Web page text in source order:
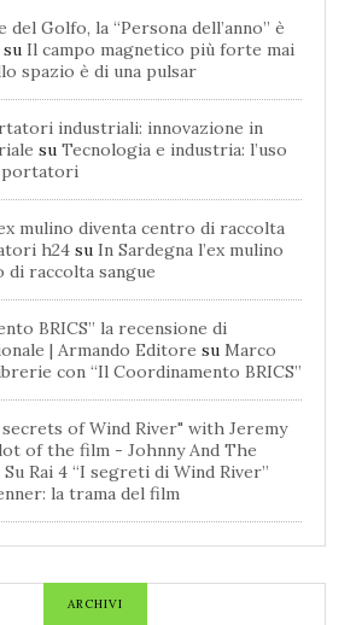
del Golfo, la “Persona dell’anno” è
su Il campo magnetico più forte mai
spazio è di una pulsar
industriali: innovazione in
su Tecnologia e industria: l’uso
mulino diventa centro di raccolta
h24 su In Sardegna l’ex mulino
di raccolta sangue
BRICS” la recensione di
| Armando Editore su Marco
con “Il Coordinamento BRICS”
secrets of Wind River" with Jeremy
of the film - Johnny And The
Su Rai 4 “I segreti di Wind River”
la trama del film
ARCHIVI